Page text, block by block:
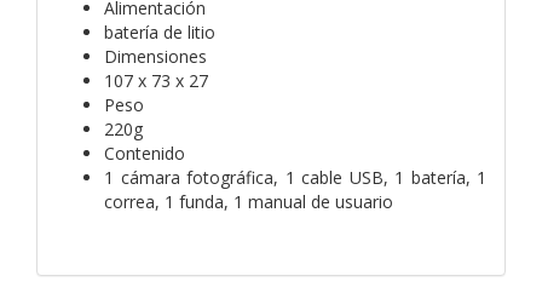
Alimentación
batería de litio
Dimensiones
107 x 73 x 27
Peso
220g
Contenido
1 cámara fotográfica, 1 cable USB, 1 batería, 1
correa, 1 funda, 1 manual de usuario